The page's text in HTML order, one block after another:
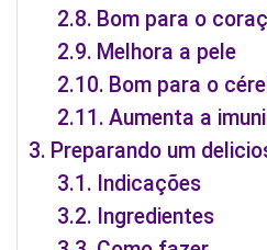
Bom para o
Melhora a pele
Bom para o
Aumenta a
Preparando um
Indicações
Ingredientes